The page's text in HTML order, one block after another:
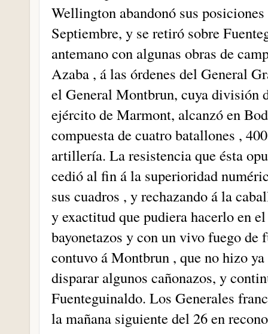
Wellington abandonó sus
Septiembre, y se retiró sobre
antemano con algunas obras de
Azaba , á las órdenes del General
el General Montbrun, cuya división
ejército de Marmont, alcanzó en
compuesta de cuatro batallones ,
artillería. La resistencia que ésta
cedió al fin á la superioridad
sus cuadros , y rechazando á la
y exactitud que pudiera hacerlo en
bayonetazos y con un vivo fuego
contuvo á Montbrun , que no hizo
disparar algunos cañonazos, y
Fuenteguinaldo. Los Generales
la mañana siguiente del 26 en